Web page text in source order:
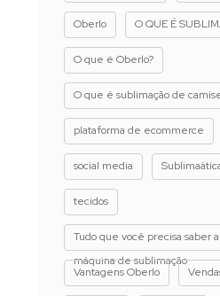
Oberlo O QUE É
O que é Oberlo?
O que é sublimação de
plataforma de ecommerce
social media
tecidos
Tudo que você precisa saber
máquina de sublimação
Vantagens Oberlo